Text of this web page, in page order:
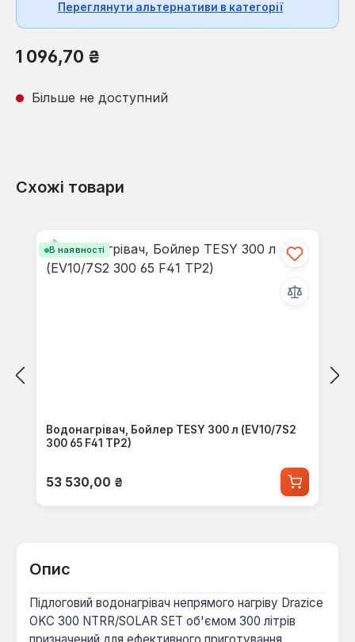
Переглянути альтернативи в категорії
Звичайна ціна:
1 096,70 ₴
Більше не доступний
Схожі товари
В наявності
Водонагрівач, Бойлер TESY 300 л (EV10/7S2
300 65 F41 TP2)
Звичайна ціна:
53 530,00 ₴
Опис
Підлоговий водонагрівач непрямого нагріву Drazice
OKC 300 NTRR/SOLAR SET об'ємом 300 літрів
призначений для ефективного приготування